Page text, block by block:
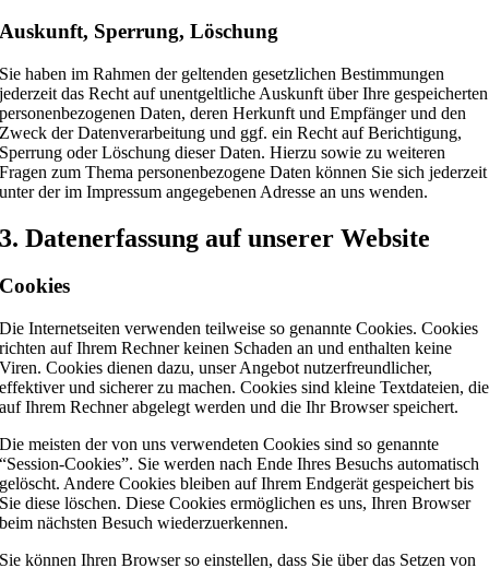
Auskunft, Sperrung, Löschung
Sie haben im Rahmen der geltenden gesetzlichen Bestimmungen
jederzeit das Recht auf unentgeltliche Auskunft über Ihre gespeicherten
personenbezogenen Daten, deren Herkunft und Empfänger und den
Zweck der Datenverarbeitung und ggf. ein Recht auf Berichtigung,
Sperrung oder Löschung dieser Daten. Hierzu sowie zu weiteren
Fragen zum Thema personenbezogene Daten können Sie sich jederzeit
unter der im Impressum angegebenen Adresse an uns wenden.
3. Datenerfassung auf unserer Website
Cookies
Die Internetseiten verwenden teilweise so genannte Cookies. Cookies
richten auf Ihrem Rechner keinen Schaden an und enthalten keine
Viren. Cookies dienen dazu, unser Angebot nutzerfreundlicher,
effektiver und sicherer zu machen. Cookies sind kleine Textdateien, die
auf Ihrem Rechner abgelegt werden und die Ihr Browser speichert.
Die meisten der von uns verwendeten Cookies sind so genannte
“Session-Cookies”. Sie werden nach Ende Ihres Besuchs automatisch
gelöscht. Andere Cookies bleiben auf Ihrem Endgerät gespeichert bis
Sie diese löschen. Diese Cookies ermöglichen es uns, Ihren Browser
beim nächsten Besuch wiederzuerkennen.
Sie können Ihren Browser so einstellen, dass Sie über das Setzen von